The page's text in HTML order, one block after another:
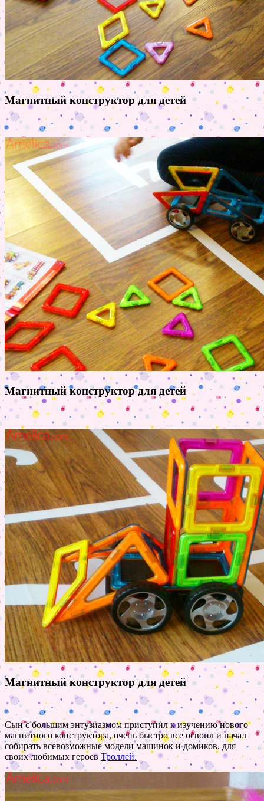
Магнитный конструктор для детей
Магнитный конструктор для детей
Магнитный конструктор для детей
Сын с большим энтузиазмом приступил к изучению нового
магнитного конструктора, очень быстро все освоил и начал
собирать всевозможные модели машинок и домиков, для
своих любимых героев Троллей.